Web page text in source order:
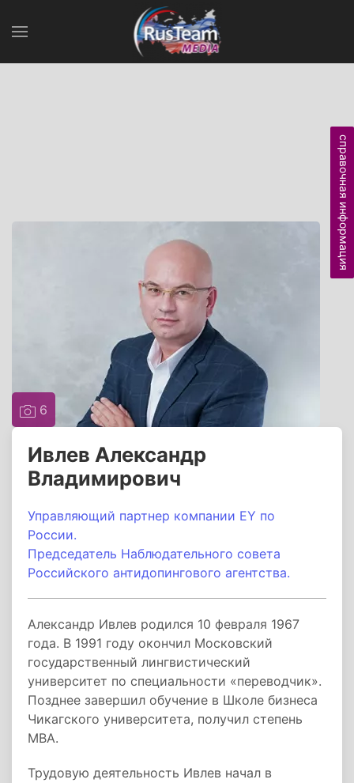
6
Ивлев Александр
Владимирович
Управляющий партнер компании EY по
России.
Председатель Наблюдательного совета
Российского антидопингового агентства.
Александр Ивлев родился 10 февраля 1967
года. В 1991 году окончил Московский
государственный лингвистический
университет по специальности «переводчик».
Позднее завершил обучение в Школе бизнеса
Чикагского университета, получил степень
MBA.
Трудовую деятельность Ивлев начал в
справочная информация